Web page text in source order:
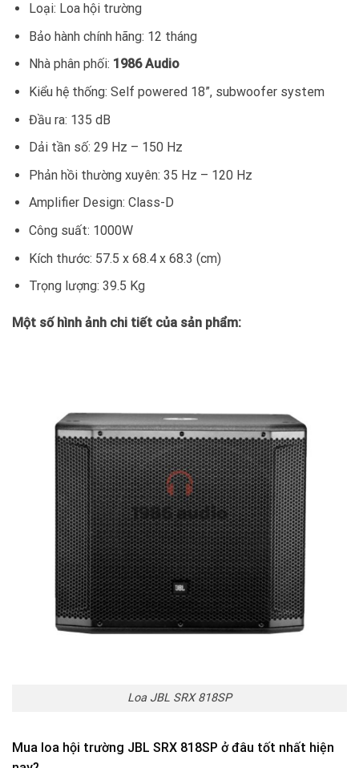
Loại: Loa hội trường
Bảo hành chính hãng: 12 tháng
Nhà phân phối: 1986 Audio
Kiểu hệ thống: Self powered 18”, subwoofer system
Đầu ra: 135 dB
Dải tần số: 29 Hz – 150 Hz
Phản hồi thường xuyên: 35 Hz – 120 Hz
Amplifier Design: Class-D
Công suất: 1000W
Kích thước: 57.5 x 68.4 x 68.3 (cm)
Trọng lượng: 39.5 Kg
Một số hình ảnh chi tiết của sản phẩm:
Loa JBL SRX 818SP
Mua loa hội trường JBL SRX 818SP ở đâu tốt nhất hiện